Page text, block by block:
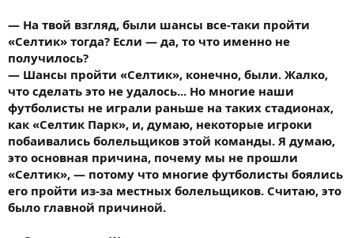
— На твой взгляд, были шансы все-таки пройти
«Селтик» тогда? Если — да, то что именно не
получилось?
— Шансы пройти «Селтик», конечно, были. Жалко,
что сделать это не удалось... Но многие наши
футболисты не играли раньше на таких стадионах,
как «Селтик Парк», и, думаю, некоторые игроки
побаивались болельщиков этой команды. Я думаю,
это основная причина, почему мы не прошли
«Селтик», — потому что многие футболисты боялись
его пройти из-за местных болельщиков. Считаю, это
было главной причиной.